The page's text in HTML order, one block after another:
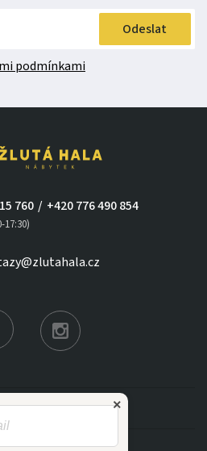
Odeslat
podmínkami
760
17:30)
/ +420 776 490 854
×